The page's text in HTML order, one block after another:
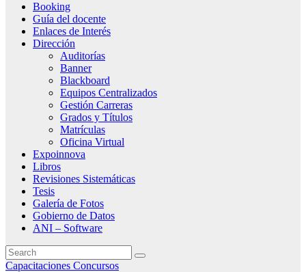
Booking
Guía del docente
Enlaces de Interés
Dirección
Auditorías
Banner
Blackboard
Equipos Centralizados
Gestión Carreras
Grados y Títulos
Matrículas
Oficina Virtual
Expoinnova
Libros
Revisiones Sistemáticas
Tesis
Galería de Fotos
Gobierno de Datos
ANI – Software
Capacitaciones Concursos